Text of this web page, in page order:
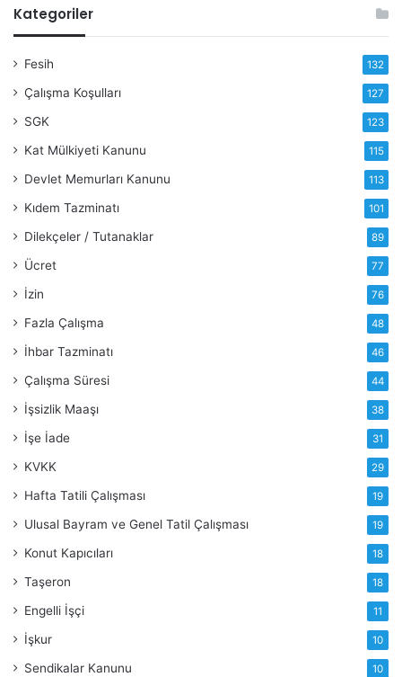
Kategoriler
Fesih 132
Çalışma Koşulları 127
SGK 123
Kat Mülkiyeti Kanunu 115
Devlet Memurları Kanunu 113
Kıdem Tazminatı 101
Dilekçeler / Tutanaklar 89
Ücret 77
İzin 76
Fazla Çalışma 48
İhbar Tazminatı 46
Çalışma Süresi 44
İşsizlik Maaşı 38
İşe İade 31
KVKK 29
Hafta Tatili Çalışması 19
Ulusal Bayram ve Genel Tatil Çalışması 19
Konut Kapıcıları 18
Taşeron 18
Engelli İşçi 11
İşkur 10
Sendikalar Kanunu 10